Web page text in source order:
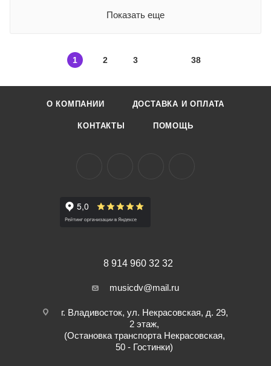
Показать еще
1 2 3 38
О КОМПАНИИ ДОСТАВКА И ОПЛАТА
КОНТАКТЫ ПОМОЩЬ
8 914 960 32 32
musicdv@mail.ru
г. Владивосток, ул. Некрасовская, д. 29,
2 этаж,
(Остановка транспорта Некрасовская,
50 - Гостинки)